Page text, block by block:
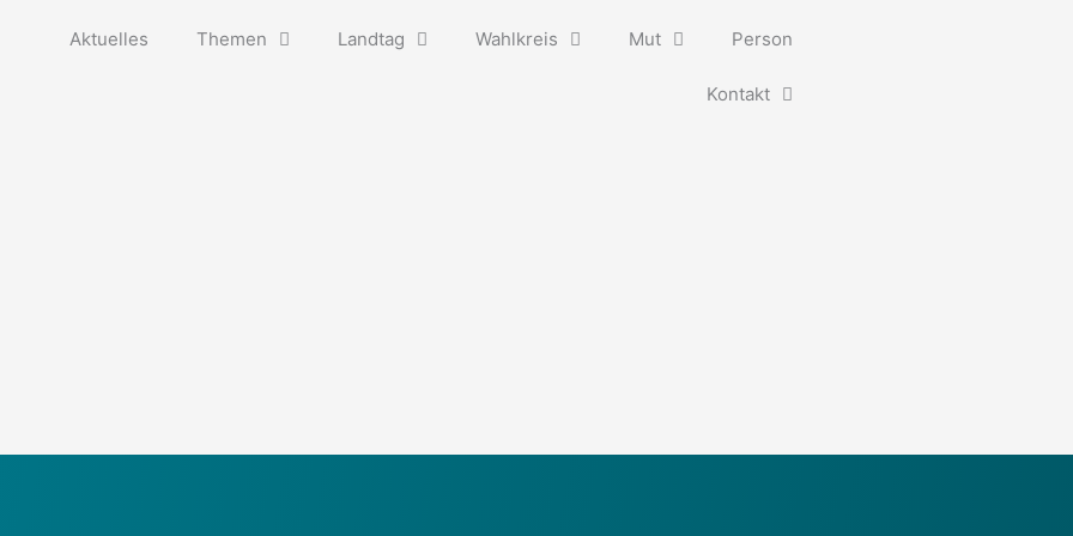
Aktuelles Themen Landtag Wahlkreis Mut Person
Kontakt